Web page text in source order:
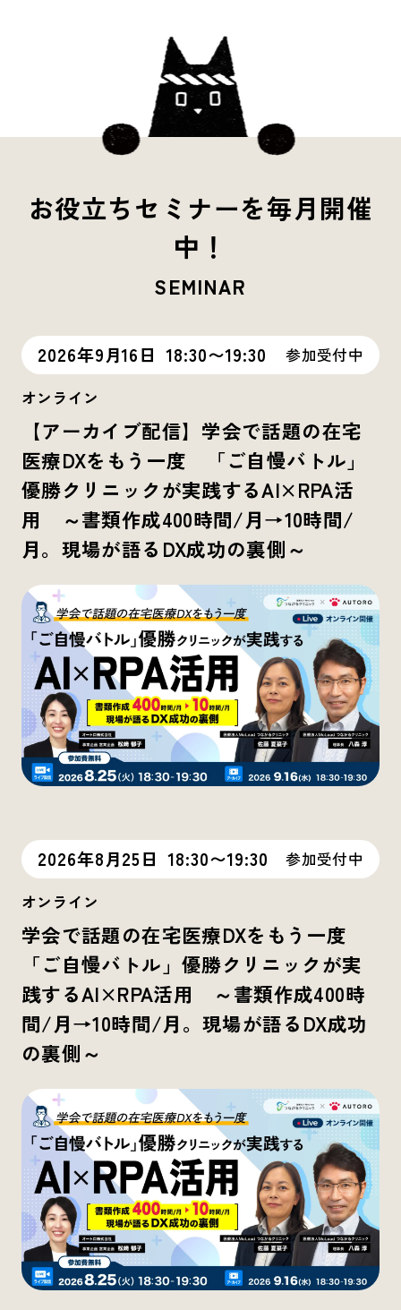
お役立ちセミナーを毎月開催
中！
SEMINAR
2026年9月16日 18:30〜19:30 参加受付中
オンライン
【アーカイブ配信】学会で話題の在宅
医療DXをもう一度 「ご自慢バトル」
優勝クリニックが実践するAI×RPA活
用 ～書類作成400時間/月→10時間/
月。現場が語るDX成功の裏側～
2026年8月25日 18:30〜19:30 参加受付中
オンライン
学会で話題の在宅医療DXをもう一度
「ご自慢バトル」優勝クリニックが実
践するAI×RPA活用 ～書類作成400時
間/月→10時間/月。現場が語るDX成功
の裏側～